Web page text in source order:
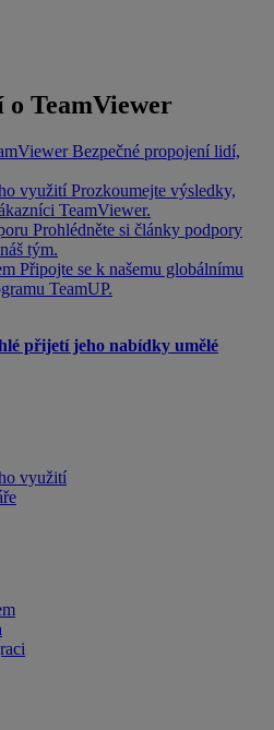
TeamViewer
Bezpečné propojení lidí,
využití Prozkoumejte výsledky,
TeamViewer.
Prohlédněte si články podpory
tým.
Připojte se k našemu globálnímu
TeamUP.
přijetí jeho nabídky umělé
využití